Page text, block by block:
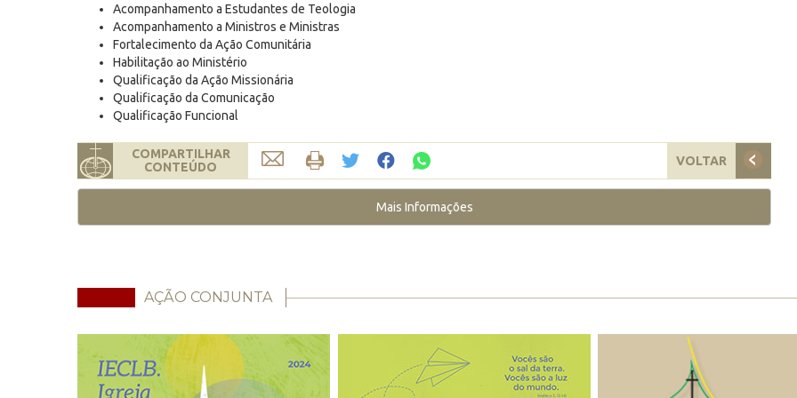
Acompanhamento a Estudantes de Teologia
Acompanhamento a Ministros e Ministras
Fortalecimento da Ação Comunitária
Habilitação ao Ministério
Qualificação da Ação Missionária
Qualificação da Comunicação
Qualificação Funcional
COMPARTILHAR
CONTEÚDO
VOLTAR
Mais Informações
AÇÃO CONJUNTA